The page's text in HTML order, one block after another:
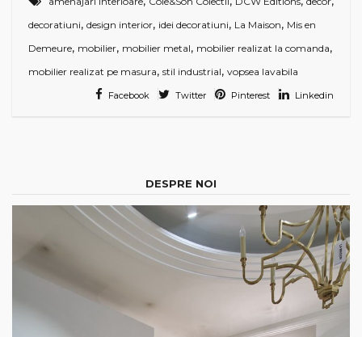
decoratiuni, design interior, idei decoratiuni, La Maison, Mis en
Demeure, mobilier, mobilier metal, mobilier realizat la comanda,
mobilier realizat pe masura, stil industrial, vopsea lavabila
Facebook Twitter Pinterest Linkedin
DESPRE NOI